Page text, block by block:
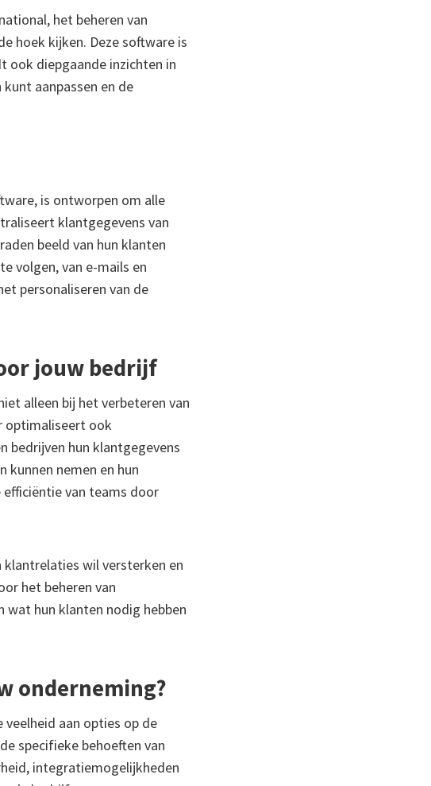
het beheren van
hoek kijken. Deze software is
ook diepgaande inzichten in
aanpassen en de
is ontworpen om alle
klantgegevens van
beeld van hun klanten
volgen, van e-mails en
personaliseren van de
jouw bedrijf
alleen bij het verbeteren van
optimaliseert ook
bedrijven hun klantgegevens
nemen en hun
van teams door
wil versterken en
het beheren van
wat hun klanten nodig hebben
onderneming?
aan opties op de
specifieke behoeften van
integratiemogelijkheden